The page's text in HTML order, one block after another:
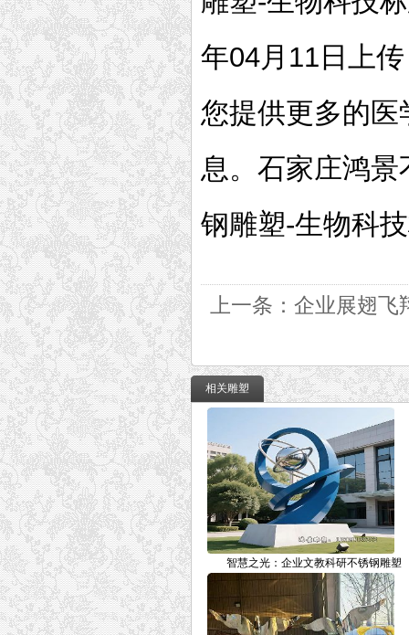
年04月11日上
您提供更多的
息。石家庄鸿
钢雕塑-生物科
上一条：企业展翅飞
相关雕塑
智慧之光：企业文教科研不锈钢雕塑